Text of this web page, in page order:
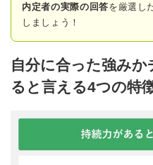
内定者の実際の回答を厳選し
しましょう！
自分に合った強み
ると言える4つの特